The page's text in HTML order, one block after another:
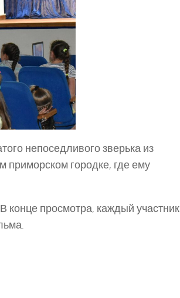
непоседливого зверька из
приморском городке, где ему
конце просмотра, каждый участник